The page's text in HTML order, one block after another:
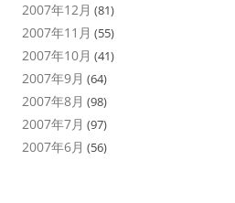
2007年12月 (81)
2007年11月 (55)
2007年10月 (41)
2007年9月 (64)
2007年8月 (98)
2007年7月 (97)
2007年6月 (56)